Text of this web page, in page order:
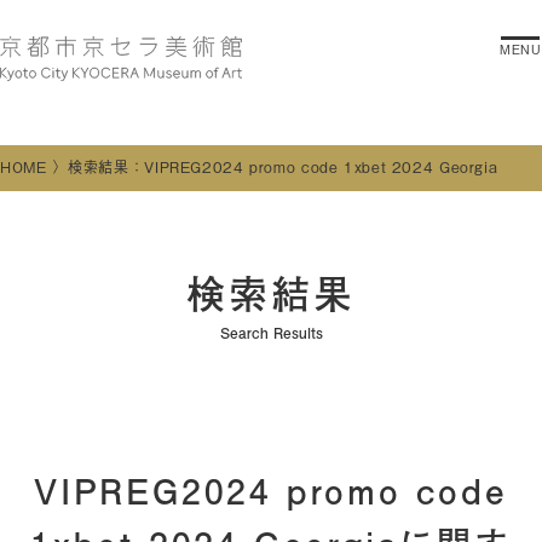
MENU
HOME 検索結果：VIPREG2024 promo code 1xbet 2024 Georgia
検索結果
Search Results
VIPREG2024 promo code